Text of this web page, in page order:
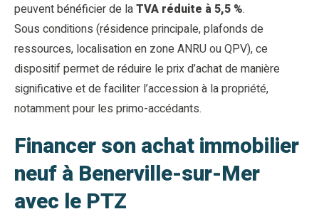
peuvent bénéficier de laTVA réduite à 5,5 %.
Sous conditions (résidence principale, plafonds de
ressources, localisation en zone ANRU ou QPV), ce
dispositif permet de réduire le prix d’achat de manière
significative et de faciliter l’accession à la propriété,
notamment pour les primo-accédants.
Financer son achat immobilier
neuf à Benerville-sur-Mer
avec le PTZ